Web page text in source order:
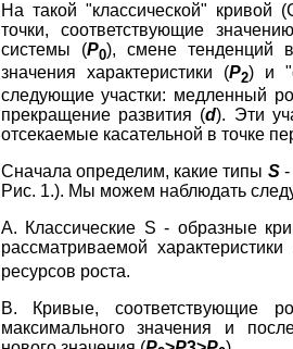
На такой "классической"
точки, соответствующие
системы (Р0), смене тенденций
значения характеристики (Р2) и
следующие участки: медленный
прекращение развития (d). Эти
отсекаемые касательной в точке
Сначала определим, какие типы S-
Рис. 1.). Мы можем наблюдать
A. Классические S - образные
рассматриваемой
ресурсов роста.
B. Кривые, соответствующие
максимального значения и